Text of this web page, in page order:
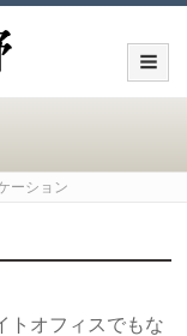
ーション
トオフィスでもな